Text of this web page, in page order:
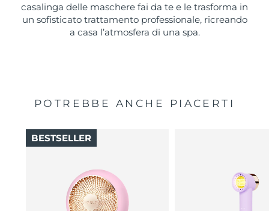
casalinga delle maschere fai da te e le trasforma in
un sofisticato trattamento professionale, ricreando
a casa l’atmosfera di una spa.
POTREBBE ANCHE PIACERTI
BESTSELLER